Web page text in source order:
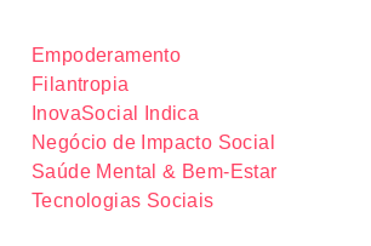
Empoderamento
Filantropia
InovaSocial Indica
Negócio de Impacto Social
Saúde Mental & Bem-Estar
Tecnologias Sociais